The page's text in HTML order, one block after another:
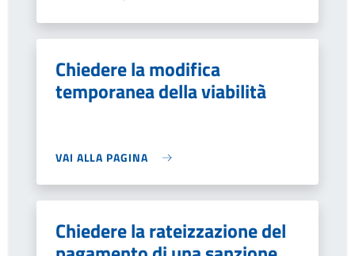
Chiedere la modifica
temporanea della viabilità
VAI ALLA PAGINA
Chiedere la rateizzazione del